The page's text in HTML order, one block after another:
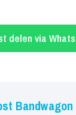
die elk optreden
delen via